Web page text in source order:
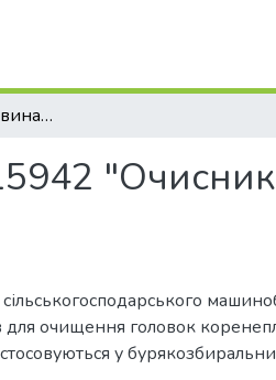
Опис до патенту на винахід № 115942 "Очисник головок коренеплодів"
очищення головок
у